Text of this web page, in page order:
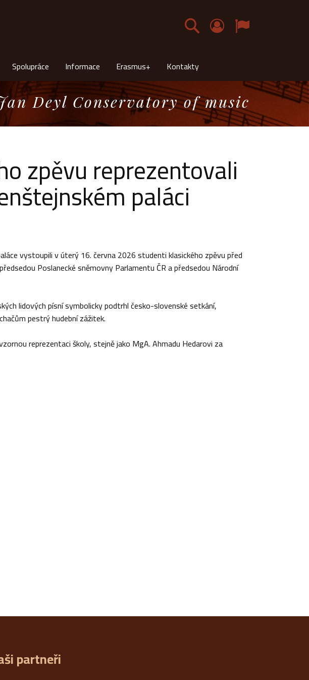
Čeština
Spolupráce Informace Erasmus+ Kontakty
Deyl Conservatory of music
zpěvu reprezentovali
paláci
vystoupili v úterý 16. června 2026 studenti klasického zpěvu před
Poslanecké sněmovny Parlamentu ČR a předsedou Národní
lidových písní symbolicky podtrhl česko-slovenské setkání,
pestrý hudební zážitek.
reprezentaci školy, stejně jako MgA. Ahmadu Hedarovi za
partneři